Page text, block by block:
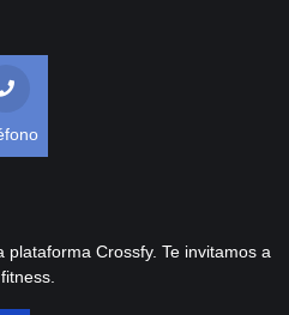
plataforma Crossfy. Te invitamos a